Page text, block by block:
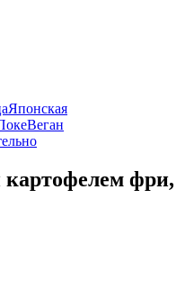
Японская
Веган
картофелем фри,